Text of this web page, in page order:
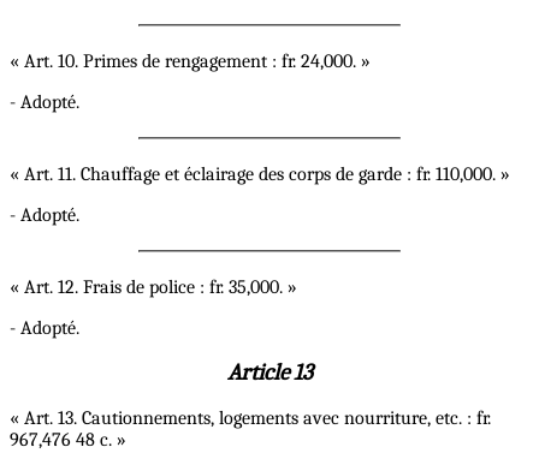
« Art. 10. Primes de rengagement : fr. 24,000. »
- Adopté.
« Art. 11. Chauffage et éclairage des corps de garde : fr. 110,000. »
- Adopté.
« Art. 12. Frais de police : fr. 35,000. »
- Adopté.
Article 13
« Art. 13. Cautionnements, logements avec nourriture, etc. : fr.
967,476 48 c. »